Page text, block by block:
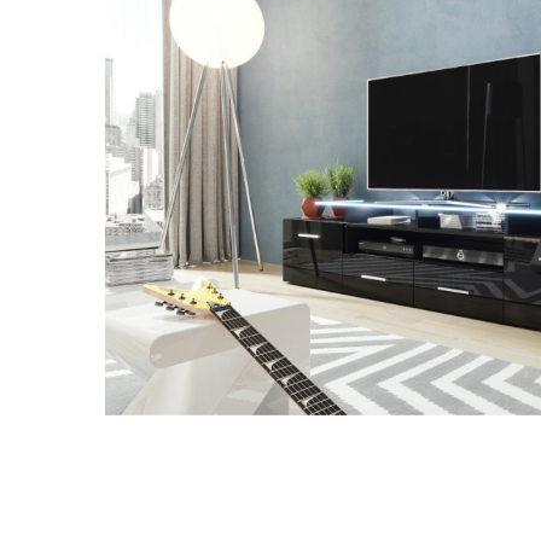
Tento web ukladá v súlade so zákonmi na vaše zariadenie
pre ďalšie používanie webu a taktiež pre využitie,